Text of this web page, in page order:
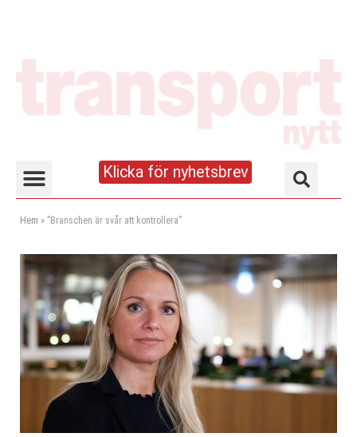
Klicka för nyhetsbrev
Hem » ”Branschen är svår att kontrollera”